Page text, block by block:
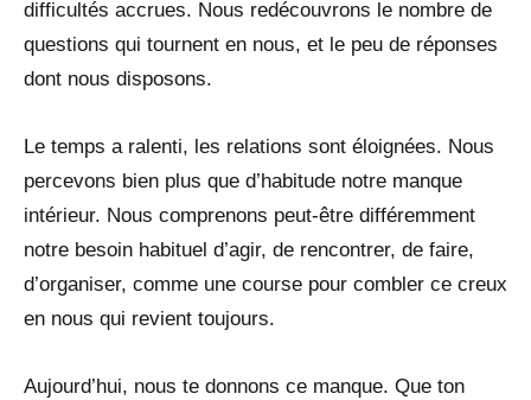
difficultés accrues. Nous redécouvrons le nombre de
questions qui tournent en nous, et le peu de réponses
dont nous disposons.
Le temps a ralenti, les relations sont éloignées. Nous
percevons bien plus que d’habitude notre manque
intérieur. Nous comprenons peut-être différemment
notre besoin habituel d’agir, de rencontrer, de faire,
d’organiser, comme une course pour combler ce creux
en nous qui revient toujours.
Aujourd’hui, nous te donnons ce manque. Que ton